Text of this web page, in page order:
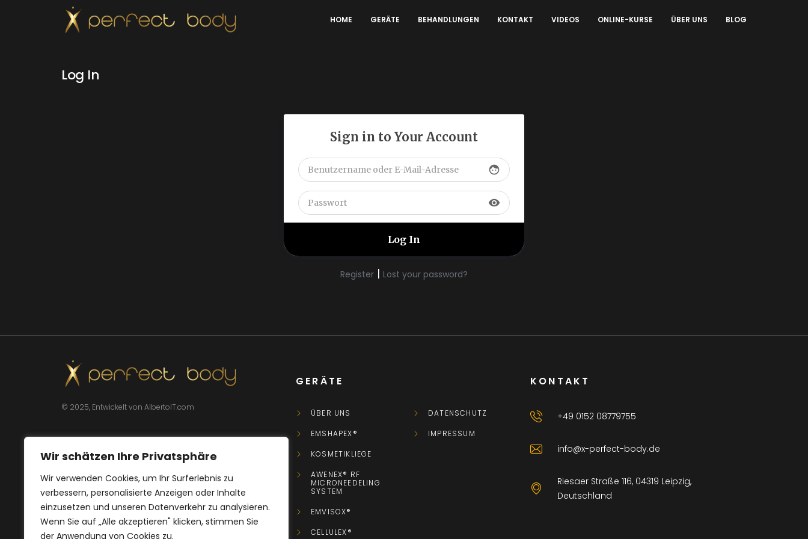
Wir schätzen Ihre Privatsphäre
Wir verwenden Cookies, um Ihr Surferlebnis zu
verbessern, personalisierte Anzeigen oder Inhalte
einzusetzen und unseren Datenverkehr zu analysieren.
Wenn Sie auf „Alle akzeptieren" klicken, stimmen Sie
der Anwendung von Cookies zu.
HOME GERÄTE BEHANDLUNGEN KONTAKT VIDEOS ONLINE-KURSE ÜBER UNS BLOG
Log In
Sign in to Your Account
face
visibility
Register | Lost your password?
© 2025, Entwickelt von AlbertoIT.com
GERÄTE
ÜBER UNS
EMSHAPEX®
KOSMETIKLIEGE
AWENEX® RF
MICRONEEDELING
SYSTEM
EMVISOX®
CELLULEX®
DATENSCHUTZ
IMPRESSUM
KONTAKT
+49 0152 08779755
info@x-perfect-body.de
Riesaer Straße 116, 04319 Leipzig,
Deutschland